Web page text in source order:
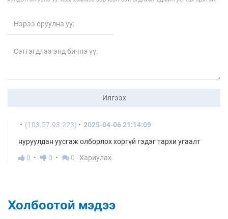
Илгээх
(103.57.93.223) 2025-04-06 21:14:09
нуруулдан уусгаж олборлох хоргүй гэдэг тархи угаалт
0
0 0 Хариулах
Холбоотой мэдээ